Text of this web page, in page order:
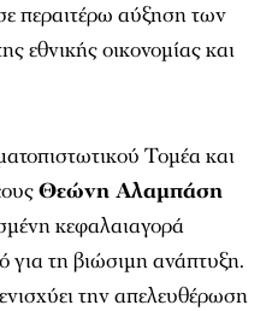
περαιτέρω αύξηση των
εθνικής οικονομίας και
Τομέα και
Θεώνη Αλαμπάση
κεφαλαιαγορά
για τη βιώσιμη ανάπτυξη.
την απελευθέρωση